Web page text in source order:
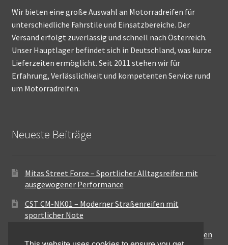
Wir bieten eine große Auswahl an Motorradreifen für
unterschiedliche Fahrstile und Einsatzbereiche. Der
Versand erfolgt zuverlässig und schnell nach Österreich.
Unser Hauptlager befindet sich in Deutschland, was kurze
Lieferzeiten ermöglicht. Seit 2011 stehen wir für
Erfahrung, Verlässlichkeit und kompetenten Service rund
um Motorradreifen.
Neueste Beiträge
Mitas Street Force – Sportlicher Alltagsreifen mit
ausgewogener Performance
CST CM-NK01 – Moderner Straßenreifen mit
sportlicher Note
Maxxis MA-ST3 – Ausgewogener Sport-Touring-Reifen